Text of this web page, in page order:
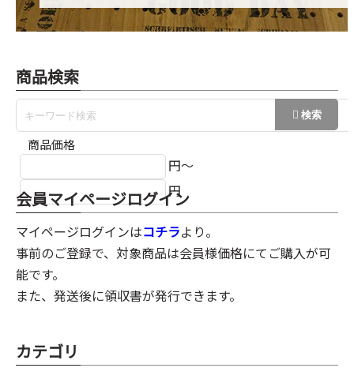
商品検索
商品価格
円～
円
会員マイページログイン
マイページログインはコチラより。
事前のご登録で、対象商品は会員様価格にてご購入が可
能です。
また、発送後に領収書が発行できます。
カテゴリ